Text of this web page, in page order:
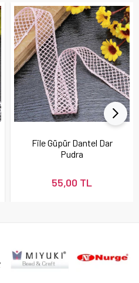
File Güpür Dantel Dar
Pudra
55,00 TL